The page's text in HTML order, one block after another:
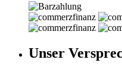
Unser